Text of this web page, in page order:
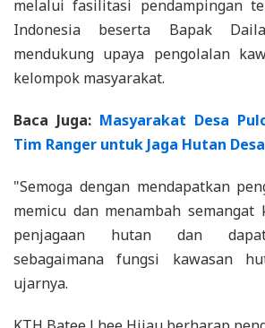
melalui fasilitasi pendampingan
Indonesia beserta Bapak
mendukung upaya pengolalan
kelompok masyarakat.
Baca Juga: Masyarakat Desa
Tim Ranger untuk Jaga Hutan Desa
"Semoga dengan mendapatkan
memicu dan menambah semangat
penjagaan hutan dan
sebagaimana fungsi kawasan
ujarnya.